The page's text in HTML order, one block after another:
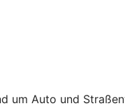
um Auto und